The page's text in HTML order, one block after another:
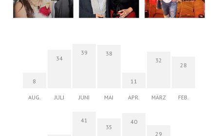
8
AUG.
34
JULI
39
JUNI
38
MAI
11
APR.
32
MÄRZ
28
FEB.
41
35
40
29